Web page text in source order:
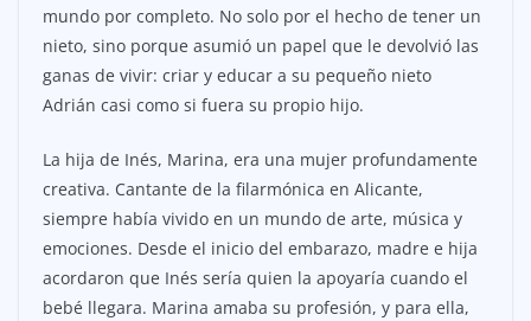
mundo por completo. No solo por el hecho de tener un
nieto, sino porque asumió un papel que le devolvió las
ganas de vivir: criar y educar a su pequeño nieto
Adrián casi como si fuera su propio hijo.
La hija de Inés, Marina, era una mujer profundamente
creativa. Cantante de la filarmónica en Alicante,
siempre había vivido en un mundo de arte, música y
emociones. Desde el inicio del embarazo, madre e hija
acordaron que Inés sería quien la apoyaría cuando el
bebé llegara. Marina amaba su profesión, y para ella,